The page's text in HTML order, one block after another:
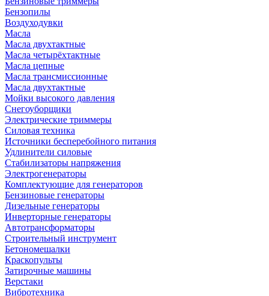
Бензопилы
Воздуходувки
Масла
Масла двухтактные
Масла четырёхтактные
Масла цепные
Масла трансмиссионные
Масла двухтактные
Мойки высокого давления
Снегоуборщики
Электрические триммеры
Силовая техника
Источники бесперебойного питания
Удлинители силовые
Стабилизаторы напряжения
Электрогенераторы
Комплектующие для генераторов
Бензиновые генераторы
Дизельные генераторы
Инверторные генераторы
Автотрансформаторы
Строительный инструмент
Бетономешалки
Краскопульты
Затирочные машины
Верстаки
Вибротехника